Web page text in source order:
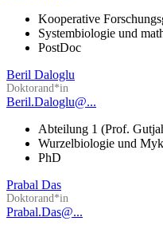
Kooperative
Systembiologie und
PostDoc
Beril Daloglu
Doktorand*in
Beril.Daloglu@...
Abteilung 1 (Prof.
Wurzelbiologie und
PhD
Prabal Das
Doktorand*in
Prabal.Das@...